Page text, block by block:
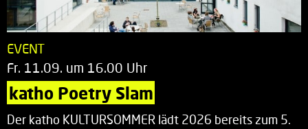
EVENT
Fr. 11.09. um 16.00 Uhr
katho Poetry Slam
Der katho KULTURSOMMER lädt 2026 bereits zum 5.